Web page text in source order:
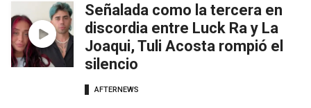
Señalada como la tercera en
discordia entre Luck Ra y La
Joaqui, Tuli Acosta rompió el
silencio
AFTERNEWS